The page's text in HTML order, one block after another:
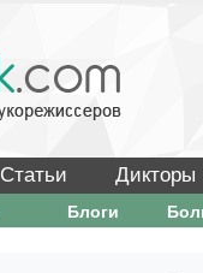
Статьи Дикторы
Блоги